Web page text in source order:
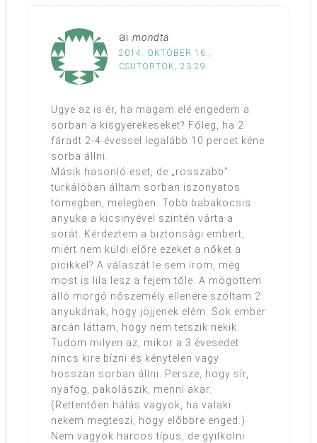
ai mondta
2014. OKTÓBER 16.,
CSÜTÖRTÖK, 23:29
Ugye az is ér, ha magam elé engedem a
sorban a kisgyerekeseket? Főleg, ha 2
fáradt 2-4 évessel legalább 10 percet kéne
sorba állni.
Másik hasonló eset, de „rosszabb”:
turkálóban álltam sorban iszonyatos
tömegben, melegben. Több babakocsis
anyuka a kicsinyével szintén várta a
sorát. Kérdeztem a biztonsági embert,
miért nem küldi előre ezeket a nőket a
picikkel? A válaszát le sem írom, még
most is lila lesz a fejem tőle. A mögöttem
álló morgó nőszemély ellenére szóltam 2
anyukának, hogy jöjjenek elém. Sok ember
arcán láttam, hogy nem tetszik nekik.
Tudom milyen az, mikor a 3 évesedet
nincs kire bízni és kénytelen vagy
hosszan sorban állni. Persze, hogy sír,
nyafog, pakolászik, menni akar.
(Rettentően hálás vagyok, ha valaki
nekem megteszi, hogy előbbre enged.)
Nem vagyok harcos típus, de gyilkolni